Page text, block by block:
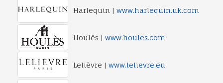
Harlequin | www.harlequin.uk.com
Houlès | www.houles.com
Lelièvre | www.lelievre.eu